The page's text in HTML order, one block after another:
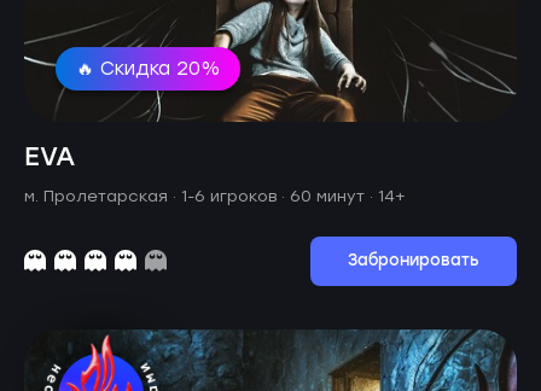
🔥 Скидка 20%
EVA
м. Пролетарская · 1-6 игроков · 60 минут · 14+
Забронировать